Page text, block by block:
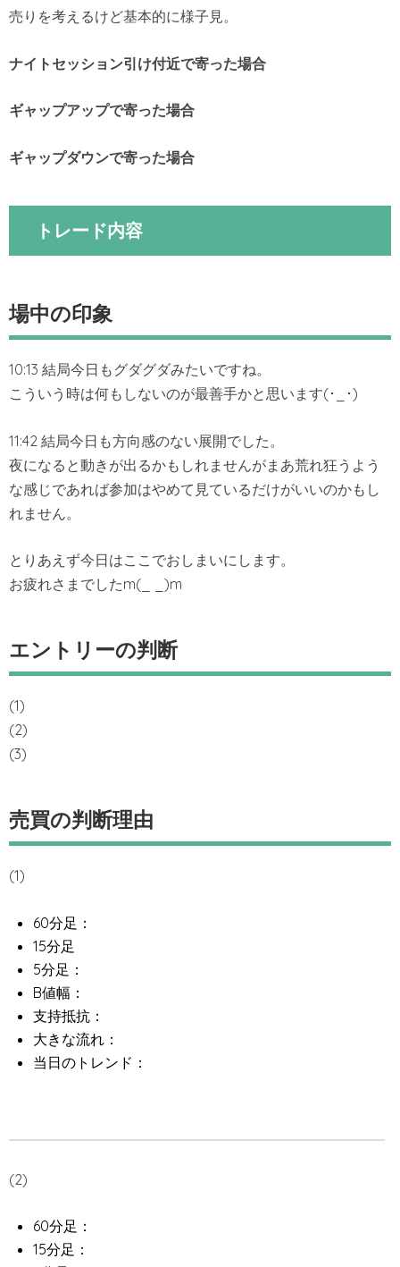
売りを考えるけど基本的に様子見。
ナイトセッション引け付近で寄った場合
ギャップアップで寄った場合
ギャップダウンで寄った場合
トレード内容
場中の印象
10:13 結局今日もグダグダみたいですね。
こういう時は何もしないのが最善手かと思います(･_･)
11:42 結局今日も方向感のない展開でした。
夜になると動きが出るかもしれませんがまあ荒れ狂うよう
な感じであれば参加はやめて見ているだけがいいのかもし
れません。
とりあえず今日はここでおしまいにします。
お疲れさまでしたm(_ _)m
エントリーの判断
(1)
(2)
(3)
売買の判断理由
(1)
60分足：
15分足
5分足：
B値幅：
支持抵抗：
大きな流れ：
当日のトレンド：
(2)
60分足：
15分足：